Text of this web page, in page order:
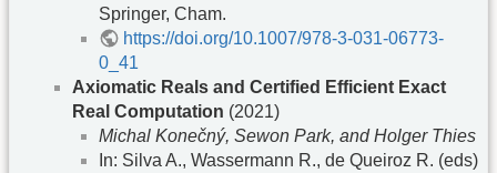
Springer, Cham.
https://doi.org/10.1007/978-3-031-06773-
0_41
Axiomatic Reals and Certified Efficient Exact
Real Computation (2021)
Michal Konečný, Sewon Park, and Holger Thies
In: Silva A., Wassermann R., de Queiroz R. (eds)